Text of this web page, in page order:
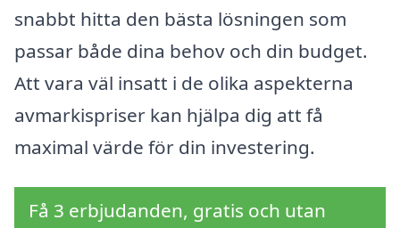
snabbt hitta den bästa lösningen som
passar både dina behov och din budget.
Att vara väl insatt i de olika aspekterna
avmarkispriser kan hjälpa dig att få
maximal värde för din investering.
Få 3 erbjudanden, gratis och utan